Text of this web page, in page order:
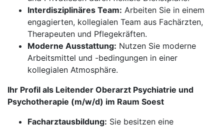
Interdisziplinäres Team: Arbeiten Sie in einem
engagierten, kollegialen Team aus Fachärzten,
Therapeuten und Pflegekräften.
Moderne Ausstattung: Nutzen Sie moderne
Arbeitsmittel und -bedingungen in einer
kollegialen Atmosphäre.
Ihr Profil als Leitender Oberarzt Psychiatrie und
Psychotherapie (m/w/d) im Raum Soest
Facharztausbildung: Sie besitzen eine